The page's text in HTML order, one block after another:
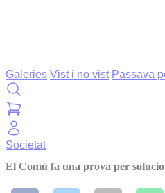
Galeries Vist i no vist Passava
Societat
El Comú fa una prova per